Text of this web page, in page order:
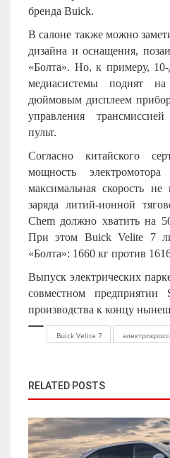
бренда Buick.
В салоне также можно
дизайна и оснащения,
«Болта». Но, к примеру,
медиасистемы поднят
дюймовым дисплеем
управления
пульт.
Согласно китайского
мощность
максимальная скорость
заряда литий-ионной
Chem должно хватить на
При этом Buick Velite 7
«Болта»: 1660 кг против
Выпуск электрических
совместном
производства к концу
Buick Velite 7
RELATED POSTS